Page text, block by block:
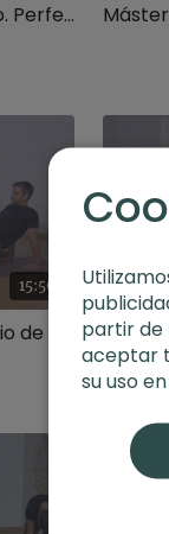
Máster 108 | Nivel 3: Avanzado. Perfecciona el método Xuan Lan
15:59
partir de
aceptar
su uso